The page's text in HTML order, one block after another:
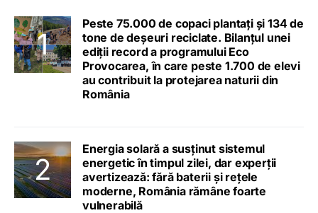
Peste 75.000 de copaci plantați și 134 de
tone de deșeuri reciclate. Bilanțul unei
ediții record a programului Eco
Provocarea, în care peste 1.700 de elevi
au contribuit la protejarea naturii din
România
Energia solară a susținut sistemul
energetic în timpul zilei, dar experții
avertizează: fără baterii și rețele
moderne, România rămâne foarte
vulnerabilă